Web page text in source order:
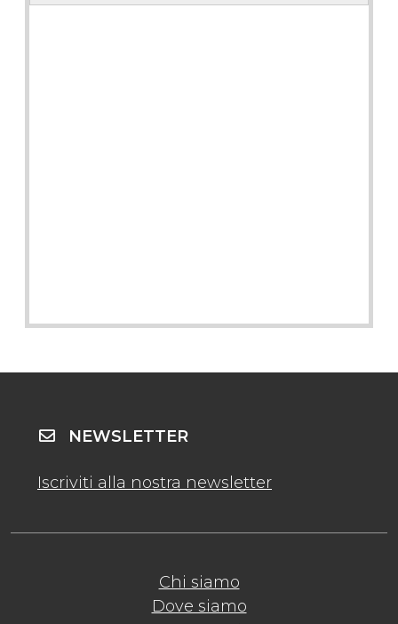
Chi siamo
Dove siamo
NEWSLETTER
Iscriviti alla nostra newsletter